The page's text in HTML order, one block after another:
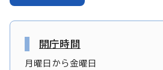
開庁時間
月曜日から金曜日